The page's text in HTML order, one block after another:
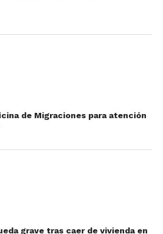
de Migraciones para atención
grave tras caer de vivienda en